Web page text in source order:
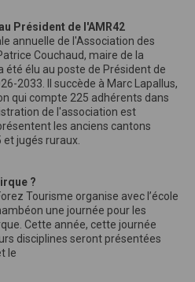
Président de l'AMR42
annuelle de l'Association des
Couchaud, maire de la
été élu au poste de Président de
2033. Il succède à Marc Lapallus,
qui compte 225 adhérents dans
de l'association est
les anciens cantons
jugés ruraux.
?
Tourisme organise avec l’école
une journée pour les
Cette année, cette journée
disciplines seront présentées
le